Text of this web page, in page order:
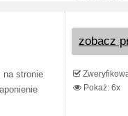
na stronie
zobacz
Pokaż: 6x